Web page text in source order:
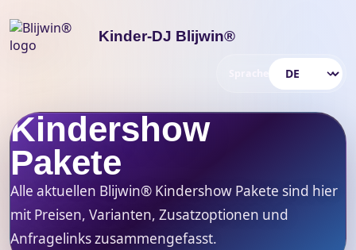
Kinder-DJ Blijwin®
Sprache wählen
Sprache
Kindershow
Pakete
Alle aktuellen Blijwin® Kindershow Pakete sind hier
mit Preisen, Varianten, Zusatzoptionen und
Anfragelinks zusammengefasst.